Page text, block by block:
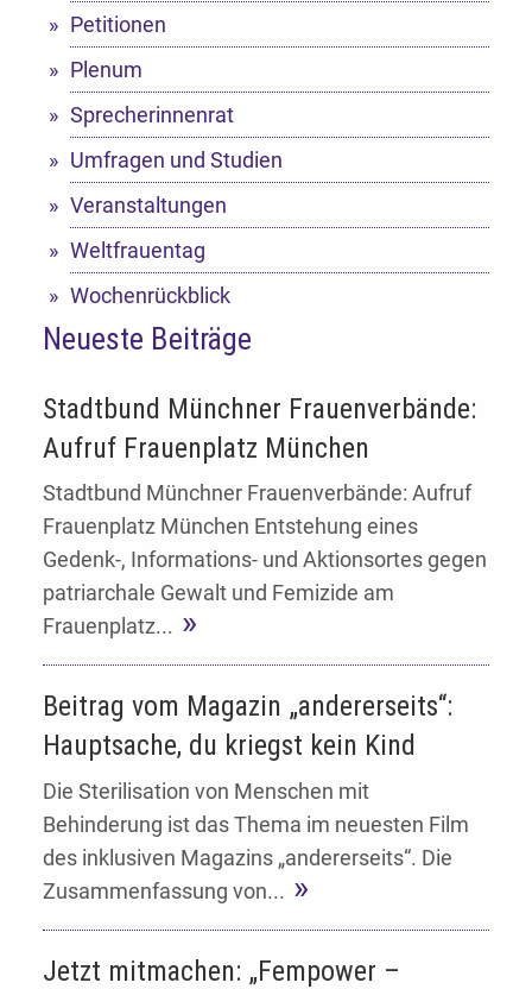
Petitionen
Plenum
Sprecherinnenrat
Umfragen und Studien
Veranstaltungen
Weltfrauentag
Wochenrückblick
Neueste Beiträge
Stadtbund Münchner Frauenverbände:
Aufruf Frauenplatz München
Stadtbund Münchner Frauenverbände: Aufruf
Frauenplatz München Entstehung eines
Gedenk-, Informations- und Aktionsortes gegen
patriarchale Gewalt und Femizide am
Frauenplatz...
Beitrag vom Magazin „andererseits“:
Hauptsache, du kriegst kein Kind
Die Sterilisation von Menschen mit
Behinderung ist das Thema im neuesten Film
des inklusiven Magazins „andererseits“. Die
Zusammenfassung von...
Jetzt mitmachen: „Fempower –